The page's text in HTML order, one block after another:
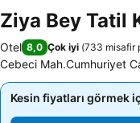
Ziya Bey Tatil
Otel 8,0 Çok iyi (733 misafir
Cebeci Mah.Cumhuriyet
Kesin fiyatları görmek
Kesin fiyatları görmek